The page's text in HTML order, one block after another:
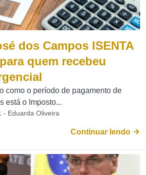
dos Campos ISENTA
quem recebeu
como o período de pagamento de
está o Imposto...
- Eduarda Oliveira
Continuar lendo